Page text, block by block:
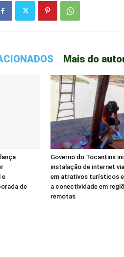
Mais do
e
de
Governo do Tocantins
instalação de internet
em atrativos turísticos
a conectividade em
remotas